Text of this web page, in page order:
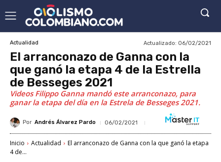
Actualidad Actualizado: 06/02/2021
El arranconazo de Ganna con la
que ganó la etapa 4 de la Estrella
de Besseges 2021
Videos Filippo Ganna mandó este arranconazo, para
ganar la etapa del día en la Estrela de Besseges 2021.
Por Andrés Álvarez Pardo 06/02/2021
Inicio Actualidad
El arranconazo de Ganna con la que ganó la etapa
4 de...